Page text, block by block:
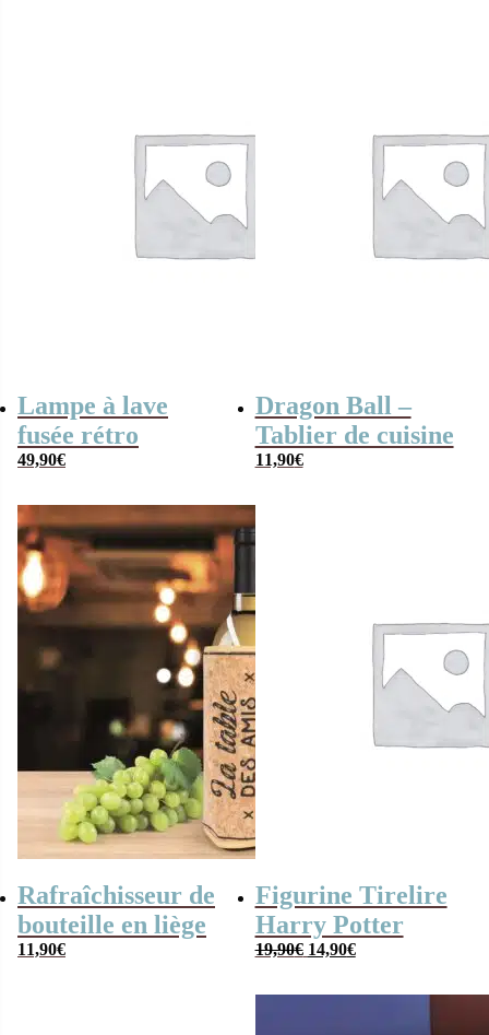
Lampe à lave
fusée rétro
49,90€
Dragon Ball –
Tablier de cuisine
11,90€
Rafraîchisseur de
bouteille en liège
11,90€
Figurine Tirelire
Harry Potter
19,90€ Le
14,90€Le